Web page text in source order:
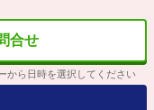
合せ
から日時を選択してください